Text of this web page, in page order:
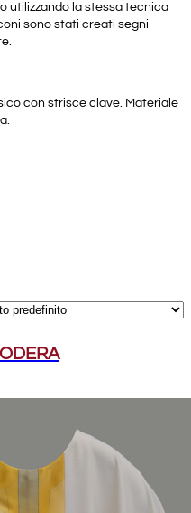
utilizzando la stessa tecnica
sono stati creati segni
con strisce clave. Materiale